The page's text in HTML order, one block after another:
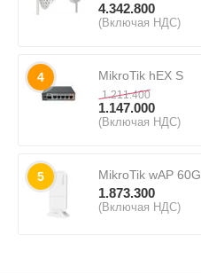
4.342.800
(Включая НДС)
4 MikroTik hEX S
1.211.400
1.147.000
(Включая НДС)
5 MikroTik wAP 60G
1.873.300
(Включая НДС)